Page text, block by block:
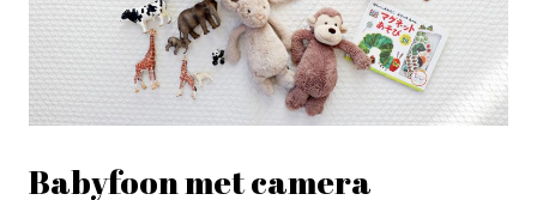
Babyfoon met camera